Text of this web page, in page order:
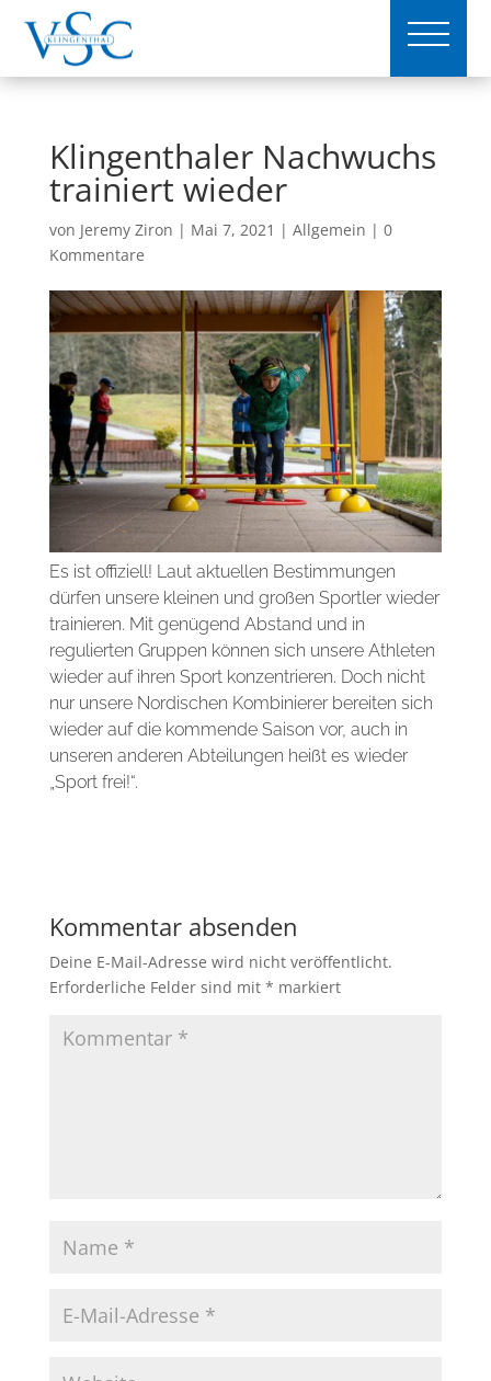
Klingenthaler Nachwuchs
trainiert wieder
von Jeremy Ziron | Mai 7, 2021 | Allgemein | 0
Kommentare
Es ist offiziell! Laut aktuellen Bestimmungen
dürfen unsere kleinen und großen Sportler wieder
trainieren. Mit genügend Abstand und in
regulierten Gruppen können sich unsere Athleten
wieder auf ihren Sport konzentrieren. Doch nicht
nur unsere Nordischen Kombinierer bereiten sich
wieder auf die kommende Saison vor, auch in
unseren anderen Abteilungen heißt es wieder
„Sport frei!“.
Kommentar absenden
Deine E-Mail-Adresse wird nicht veröffentlicht.
Erforderliche Felder sind mit * markiert